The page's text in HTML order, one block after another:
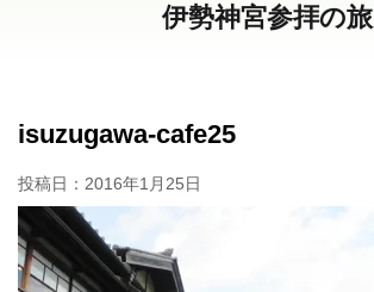
伊勢神宮参拝の旅
isuzugawa-cafe25
投稿日： 2016年1月25日